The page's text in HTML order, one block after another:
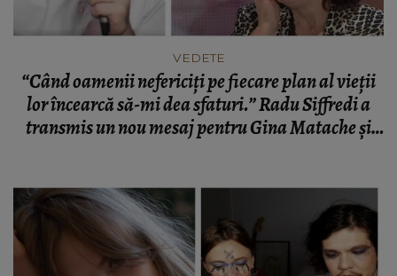
VEDETE
“Când oamenii nefericiți pe fiecare plan al vieții
lor încearcă să-mi dea sfaturi.” Radu Siffredi a
transmis un nou mesaj pentru Gina Matache și